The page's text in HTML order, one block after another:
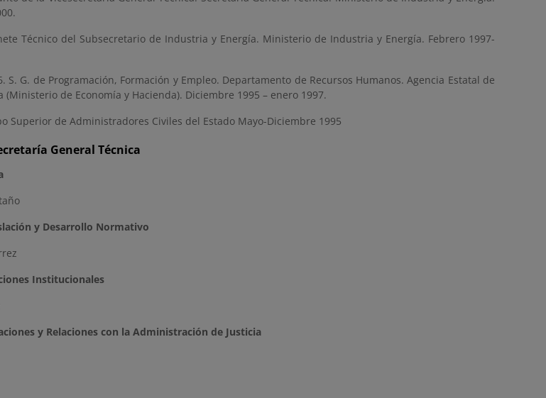
Técnico del Subsecretario de Industria y Energía. Ministerio de Industria y Energía. Febrero 1997-
S. G. de Programación, Formación y Empleo. Departamento de Recursos Humanos. Agencia Estatal de
de Economía y Hacienda). Diciembre 1995 – enero 1997.
Superior de Administradores Civiles del Estado Mayo-Diciembre 1995
General Técnica
y Desarrollo Normativo
Institucionales
y Relaciones con la Administración de Justicia